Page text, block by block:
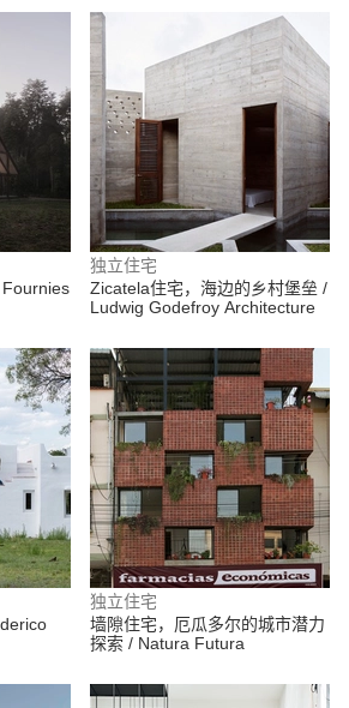
独立住宅
Zicatela住宅，海边的乡村堡垒 /
Ludwig Godefroy Architecture
独立住宅
墙隙住宅，厄瓜多尔的城市潜力
探索 / Natura Futura